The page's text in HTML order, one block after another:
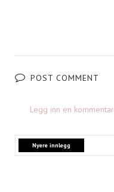
POST COMMENT
Legg inn en kommentar
Nyere innlegg